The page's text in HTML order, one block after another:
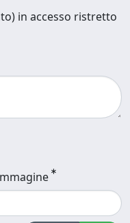
in accesso ristretto